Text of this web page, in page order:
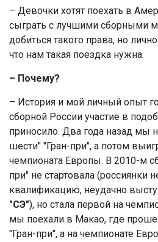
– Девочки хотят поехать в
сыграть с лучшими сборными
добиться такого права, но
что нам такая поездка нужна.
– Почему?
– История и мой личный опыт
сборной России участие в
приносило. Два года назад мы
шести" "Гран-при", а потом
чемпионата Европы. В 2010-м
при" не стартовала (россиянки
квалификацию, неудачно
"СЭ"), но стала первой на
мы поехали в Макао, где
"Гран-при", а на чемпионате